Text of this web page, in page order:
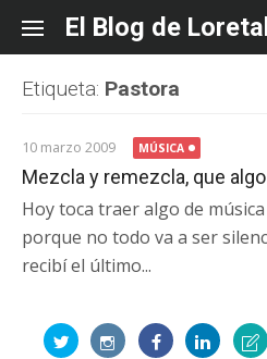
content
El Blog de
Etiqueta: Pastora
10 marzo 2009 MÚSICA
Mezcla y remezcla, que
Hoy toca traer algo de
porque no todo va a ser
recibí el último...